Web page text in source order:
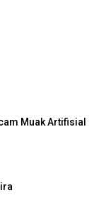
Muak Artifisial